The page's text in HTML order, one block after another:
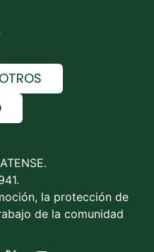
la protección de
de la comunidad